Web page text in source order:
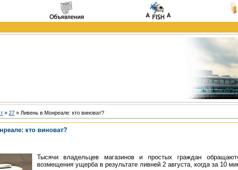
» 27» Ливень в Монреале: кто виноват?
кто виноват?
Тысячи владельцев магазинов и простых граждан
возмещения ущерба в результате ливней 2 августа, когда за 10